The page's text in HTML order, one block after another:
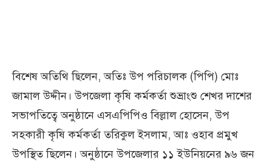
বিশেষ অতিথি ছিলেন, অতিঃ উপ পরিচালক (পিপি) মোঃ
জামাল উদ্দীন। উপজেলা কৃষি কর্মকর্তা শুভ্রাংশু শেখর দাশের
সভাপতিত্বে অনুষ্ঠানে এসএপিপিও বিল্লাল হোসেন, উপ
সহকারী কৃষি কর্মকর্তা তরিকুল ইসলাম, আঃ ওহাব প্রমুখ
উপস্থিত ছিলেন। অনুষ্ঠানে উপজেলার ১১ ইউনিয়নের ৯৬ জন